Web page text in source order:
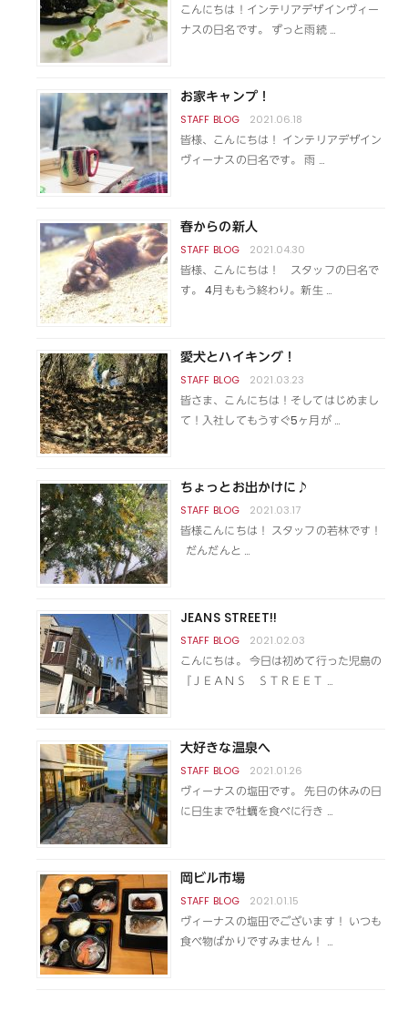
こんにちは！インテリアデザインヴィー
ナスの日名です。 ずっと雨続 …
お家キャンプ！
2021.06.18
皆様、こんにちは！ インテリアデザイン
ヴィーナスの日名です。 雨 …
春からの新人
2021.04.30
皆様、こんにちは！ スタッフの日名で
す。 4月ももう終わり。新生 …
愛犬とハイキング！
2021.03.23
皆さま、こんにちは！そしてはじめまし
て！入社してもうすぐ5ヶ月が …
ちょっとお出かけに♪
2021.03.17
皆様こんにちは！ スタッフの若林です！
だんだんと …
JEANS STREET!!
2021.02.03
こんにちは。 今日は初めて行った児島の
『ＪＥＡＮＳ ＳＴＲＥＥＴ …
大好きな温泉へ
2021.01.26
ヴィーナスの塩田です。 先日の休みの日
に日生まで牡蠣を食べに行き …
岡ビル市場
2021.01.15
ヴィーナスの塩田でございます！ いつも
食べ物ばかりですみません！ …